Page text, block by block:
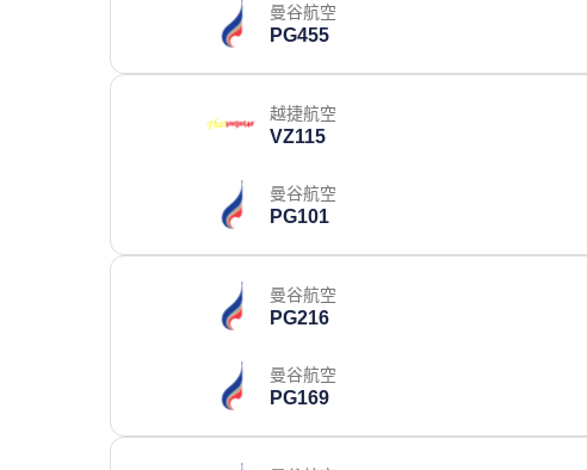
曼谷航空
PG455
越捷航空
VZ115
曼谷航空
PG101
曼谷航空
PG216
曼谷航空
PG169